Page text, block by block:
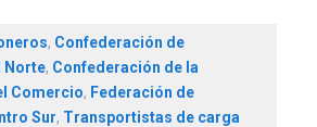
, Confederación de
Norte, Confederación de la
Comercio, Federación de
Sur, Transportistas de carga